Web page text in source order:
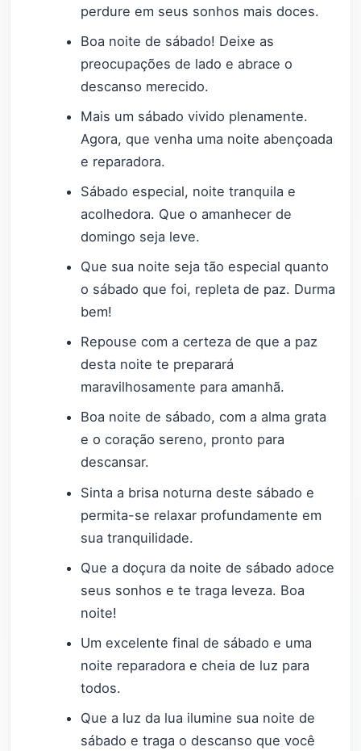
perdure em seus sonhos mais doces.
Boa noite de sábado! Deixe as
preocupações de lado e abrace o
descanso merecido.
Mais um sábado vivido plenamente.
Agora, que venha uma noite abençoada
e reparadora.
Sábado especial, noite tranquila e
acolhedora. Que o amanhecer de
domingo seja leve.
Que sua noite seja tão especial quanto
o sábado que foi, repleta de paz. Durma
bem!
Repouse com a certeza de que a paz
desta noite te preparará
maravilhosamente para amanhã.
Boa noite de sábado, com a alma grata
e o coração sereno, pronto para
descansar.
Sinta a brisa noturna deste sábado e
permita-se relaxar profundamente em
sua tranquilidade.
Que a doçura da noite de sábado adoce
seus sonhos e te traga leveza. Boa
noite!
Um excelente final de sábado e uma
noite reparadora e cheia de luz para
todos.
Que a luz da lua ilumine sua noite de
sábado e traga o descanso que você